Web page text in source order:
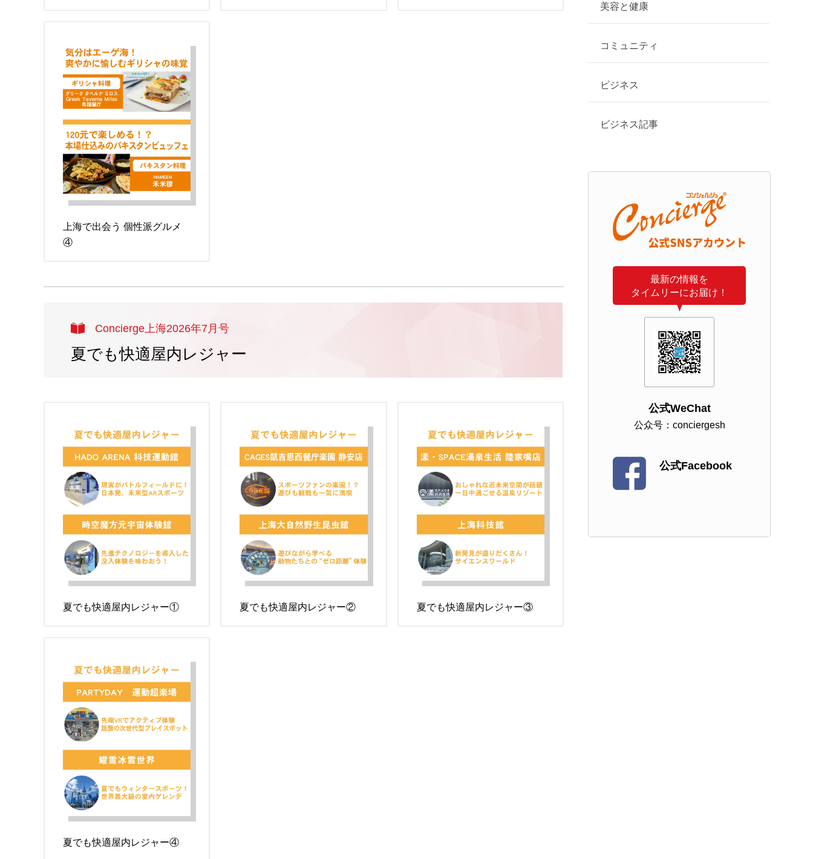
上海で出会う 個性派グルメ
④
Concierge上海2026年7月号
夏でも快適屋内レジャー
夏でも快適屋内レジャー① 夏でも快適屋内レジャー② 夏でも快適屋内レジャー③
夏でも快適屋内レジャー④
美容と健康
コミュニティ
ビジネス
ビジネス記事
最新の情報を
タイムリーにお届け！
公式WeChat
公众号：conciergesh
公式Facebook